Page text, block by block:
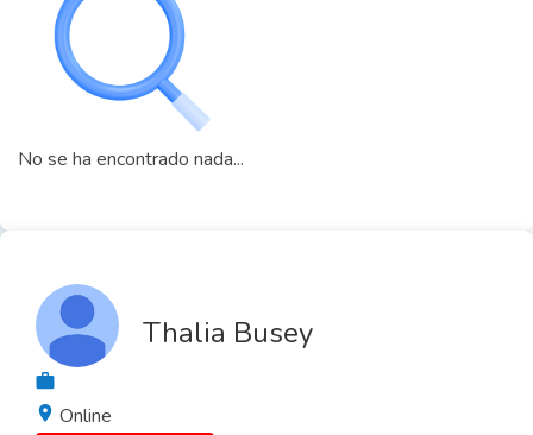
No se ha encontrado nada...
Thalia Busey
Online